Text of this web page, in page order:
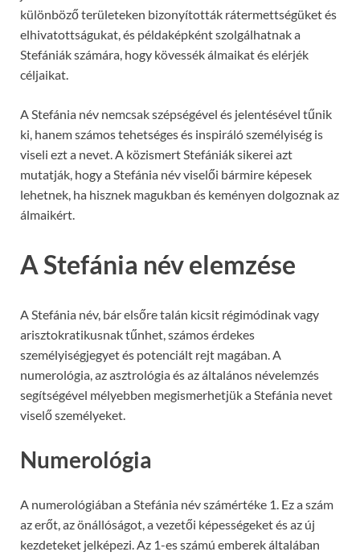
különböző területeken bizonyították rátermettségüket és
elhivatottságukat, és példaképként szolgálhatnak a
Stefániák számára, hogy kövessék álmaikat és elérjék
céljaikat.
A Stefánia név nemcsak szépségével és jelentésével tűnik
ki, hanem számos tehetséges és inspiráló személyiség is
viseli ezt a nevet. A közismert Stefániák sikerei azt
mutatják, hogy a Stefánia név viselői bármire képesek
lehetnek, ha hisznek magukban és keményen dolgoznak az
álmaikért.
A Stefánia név elemzése
A Stefánia név, bár elsőre talán kicsit régimódinak vagy
arisztokratikusnak tűnhet, számos érdekes
személyiségjegyet és potenciált rejt magában. A
numerológia, az asztrológia és az általános névelemzés
segítségével mélyebben megismerhetjük a Stefánia nevet
viselő személyeket.
Numerológia
A numerológiában a Stefánia név számértéke 1. Ez a szám
az erőt, az önállóságot, a vezetői képességeket és az új
kezdeteket jelképezi. Az 1-es számú emberek általában